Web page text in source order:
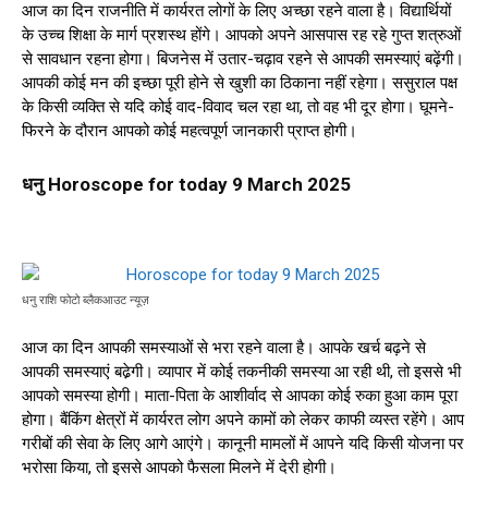
आज का दिन राजनीति में कार्यरत लोगों के लिए अच्छा रहने वाला है। विद्यार्थियों
के उच्च शिक्षा के मार्ग प्रशस्थ होंगे। आपको अपने आसपास रह रहे गुप्त शत्रुओं
से सावधान रहना होगा। बिजनेस में उतार-चढ़ाव रहने से आपकी समस्याएं बढ़ेंगी।
आपकी कोई मन की इच्छा पूरी होने से खुशी का ठिकाना नहीं रहेगा। ससुराल पक्ष
के किसी व्यक्ति से यदि कोई वाद-विवाद चल रहा था, तो वह भी दूर होगा। घूमने-
फिरने के दौरान आपको कोई महत्वपूर्ण जानकारी प्राप्त होगी।
धनु Horoscope for today 9 March 2025
धनु राशि फोटो ब्लैकआउट न्यूज़
आज का दिन आपकी समस्याओं से भरा रहने वाला है। आपके खर्च बढ़ने से
आपकी समस्याएं बढे़गी। व्यापार में कोई तकनीकी समस्या आ रही थी, तो इससे भी
आपको समस्या होगी। माता-पिता के आशीर्वाद से आपका कोई रुका हुआ काम पूरा
होगा। बैंकिंग क्षेत्रों में कार्यरत लोग अपने कामों को लेकर काफी व्यस्त रहेंगे। आप
गरीबों की सेवा के लिए आगे आएंगे। कानूनी मामलों में आपने यदि किसी योजना पर
भरोसा किया, तो इससे आपको फैसला मिलने में देरी होगी।